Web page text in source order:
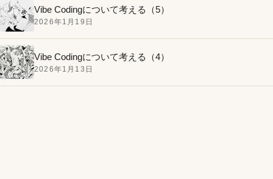
Vibe Codingについて考える（5）
2026年1月19日
Vibe Codingについて考える（4）
2026年1月13日